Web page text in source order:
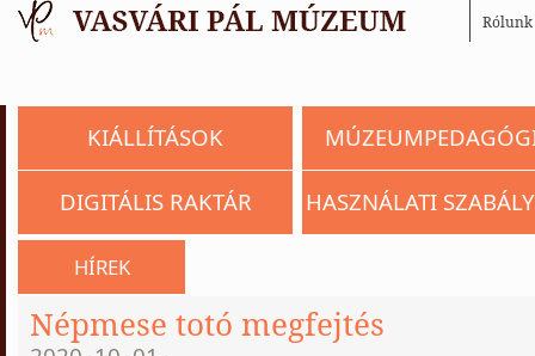
Rólunk
KIÁLLÍTÁSOK
DIGITÁLIS RAKTÁR HASZNÁLATI
HÍREK
Népmese totó megfejtés